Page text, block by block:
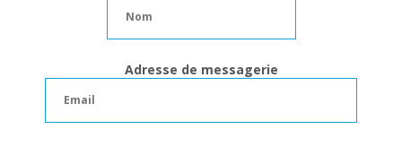
Adresse de messagerie